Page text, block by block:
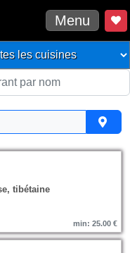
Menu
tibétaine
min: 25.00 €